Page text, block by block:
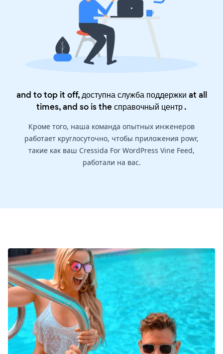
and to top it off, доступна служба поддержки at all
times, and so is theсправочный центр.
Кроме того, наша команда опытных инженеров
работает круглосуточно, чтобы приложения powr,
такие как ваш Cressida For WordPress Vine Feed,
работали на вас.